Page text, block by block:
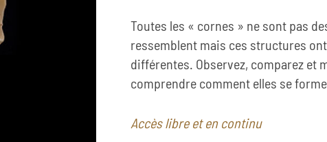
Toutes les « cornes » ne sont pas
ressemblent mais ces structures
différentes. Observez, comparez et
comprendre comment elles se
Accès libre et en continu